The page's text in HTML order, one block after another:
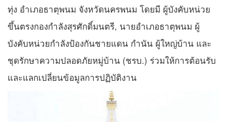
ทุ่ง อำเภอธาตุพนม จังหวัดนครพนม โดยมี ผู้บังคับหน่วย
ขึ้นตรงกองกำลังสุรศักดิ์มนตรี, นายอำเภอธาตุพนม ผู้
บังคับหน่วยกำลังป้องกันชายแดน กำนัน ผู้ใหญ่บ้าน และ
ชุดรักษาความปลอดภัยหมู่บ้าน (ชรบ.) ร่วมให้การต้อนรับ
และแลกเปลี่ยนข้อมูลการปฏิบัติงาน